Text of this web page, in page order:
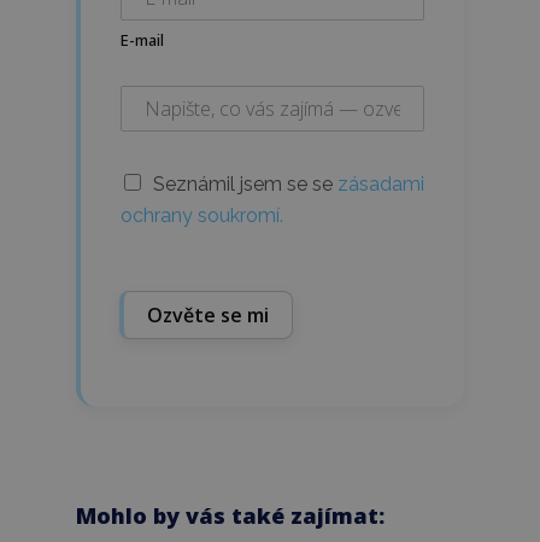
E-mail
Seznámil jsem se se zásadami
ochrany soukromí.
Ozvěte se mi
Mohlo by vás také zajímat: